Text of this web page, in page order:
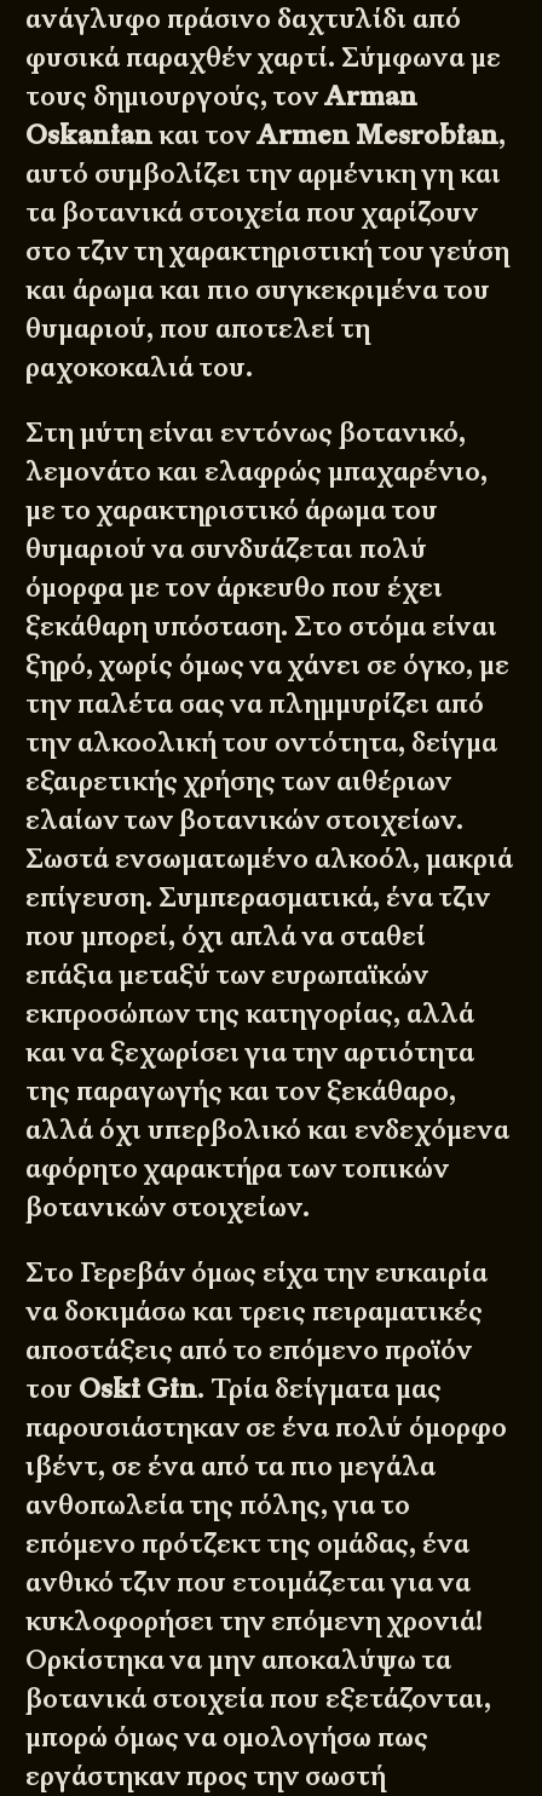
ανάγλυφο πράσινο δαχτυλίδι από
φυσικά παραχθέν χαρτί. Σύμφωνα με
τους δημιουργούς, τονArman
Oskanianκαι τονArmen Mesrobian,
αυτό συμβολίζει την αρμένικη γη και
τα βοτανικά στοιχεία που χαρίζουν
στο τζιν τη χαρακτηριστική του γεύση
και άρωμα και πιο συγκεκριμένα του
θυμαριού, που αποτελεί τη
ραχοκοκαλιά του.
Στη μύτη είναι εντόνως βοτανικό,
λεμονάτο και ελαφρώς μπαχαρένιο,
με το χαρακτηριστικό άρωμα του
θυμαριού να συνδυάζεται πολύ
όμορφα με τον άρκευθο που έχει
ξεκάθαρη υπόσταση. Στο στόμα είναι
ξηρό, χωρίς όμως να χάνει σε όγκο, με
την παλέτα σας να πλημμυρίζει από
την αλκοολική του οντότητα, δείγμα
εξαιρετικής χρήσης των αιθέριων
ελαίων των βοτανικών στοιχείων.
Σωστά ενσωματωμένο αλκοόλ, μακριά
επίγευση. Συμπερασματικά, ένα τζιν
που μπορεί, όχι απλά να σταθεί
επάξια μεταξύ των ευρωπαϊκών
εκπροσώπων της κατηγορίας, αλλά
και να ξεχωρίσει για την αρτιότητα
της παραγωγής και τον ξεκάθαρο,
αλλά όχι υπερβολικό και ενδεχόμενα
αφόρητο χαρακτήρα των τοπικών
βοτανικών στοιχείων.
Στο Γερεβάν όμως είχα την ευκαιρία
να δοκιμάσω και τρεις πειραματικές
αποστάξεις από το επόμενο προϊόν
του Oski Gin. Τρία δείγματα μας
παρουσιάστηκαν σε ένα πολύ όμορφο
ιβέντ, σε ένα από τα πιο μεγάλα
ανθοπωλεία της πόλης, για το
επόμενο πρότζεκτ της ομάδας, ένα
ανθικό τζιν που ετοιμάζεται για να
κυκλοφορήσει την επόμενη χρονιά!
Ορκίστηκα να μην αποκαλύψω τα
βοτανικά στοιχεία που εξετάζονται,
μπορώ όμως να ομολογήσω πως
εργάστηκαν προς την σωστή